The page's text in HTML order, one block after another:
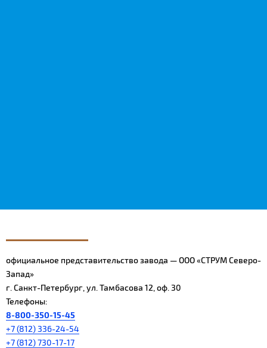
официальное представительство завода — ООО «СТРУМ Северо-
Запад»
г. Санкт-Петербург, ул. Тамбасова 12, оф. 30
Телефоны:
8-800-350-15-45
+7 (812) 336-24-54
+7 (812) 730-17-17